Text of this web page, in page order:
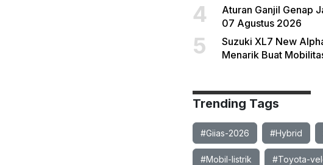
4
Aturan Ganjil Genap
07 Agustus 2026
5
Suzuki XL7 New
Menarik Buat
Trending Tags
#Giias-2026 #Hybrid
#Mobil-listrik #Toyota-